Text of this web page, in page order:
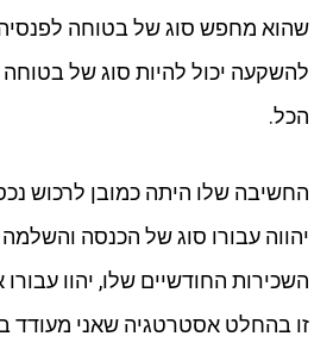
שהוא מחפש סוג של בטוחה
להשקעה יכול להיות סוג של בטוחה
הכל.
החשיבה שלו היתה כמובן לרכוש
יהווה עבורו סוג של הכנסה
השכירות החודשיים שלו, יהוו
זו בהחלט אסטרטגיה שאני מעודד